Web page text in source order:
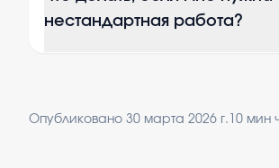
нестандартная работа?
Опубликовано 30 марта 2026 г. 10 мин